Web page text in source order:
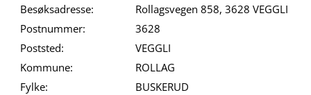
Besøksadresse:
Rollagsvegen 858, 3628 VEGGLI
Postnummer:
3628
Poststed:
VEGGLI
Kommune:
ROLLAG
Fylke:
BUSKERUD